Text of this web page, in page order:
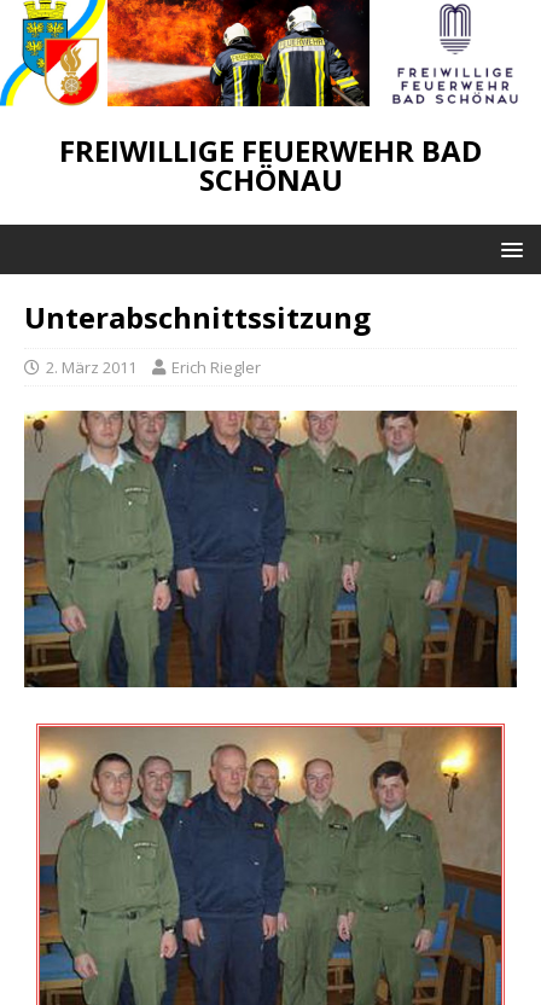
FREIWILLIGE FEUERWEHR BAD
SCHÖNAU
Unterabschnittssitzung
2. März 2011 Erich Riegler